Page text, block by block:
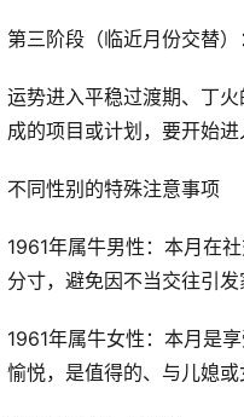
第三阶段（临近月份交替）
运势进入平稳过渡期、丁
成的项目或计划，要开始
不同性别的特殊注意事项
1961年属牛男性：本月在
分寸，避免因不当交往引
1961年属牛女性：本月是
愉悦，是值得的、与儿媳